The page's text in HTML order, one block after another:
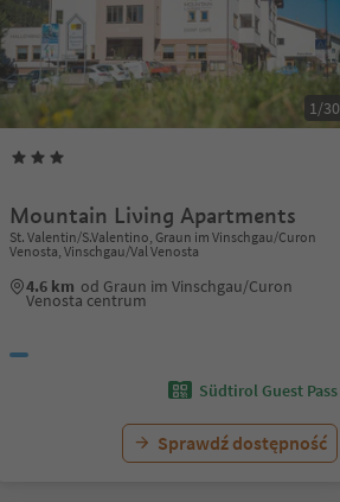
1/30
Mountain Living Apartments
St. Valentin/S.Valentino, Graun im Vinschgau/Curon
Venosta, Vinschgau/Val Venosta
4.6 km od Graun im Vinschgau/Curon
Venosta centrum
Südtirol Guest Pass
Sprawdź dostępność